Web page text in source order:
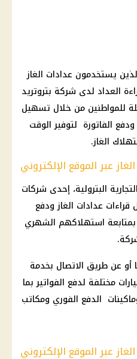
يستخدمون عدادات الغاز
العداد لدى شركة بتروتريد
للمواطنين من خلال تسهيل
الفاتورة لتوفير الوقت
الغاز.
عبر الموقع الإلكتروني
البترولية، إحدى شركات
عدادات الغاز ودفع
بمتابعة استهلاكهم الشهري
أو عن طريق الاتصال بخدمة
مختلفة لدفع الفواتير بما
الدفع الفوري ومكاتب
عبر الموقع الإلكتروني